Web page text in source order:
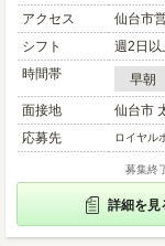
アクセス
仙台市
シフト
週2日以
時間帯
早朝
面接地
仙台市
応募先
ロイヤル
募集終
詳細を見